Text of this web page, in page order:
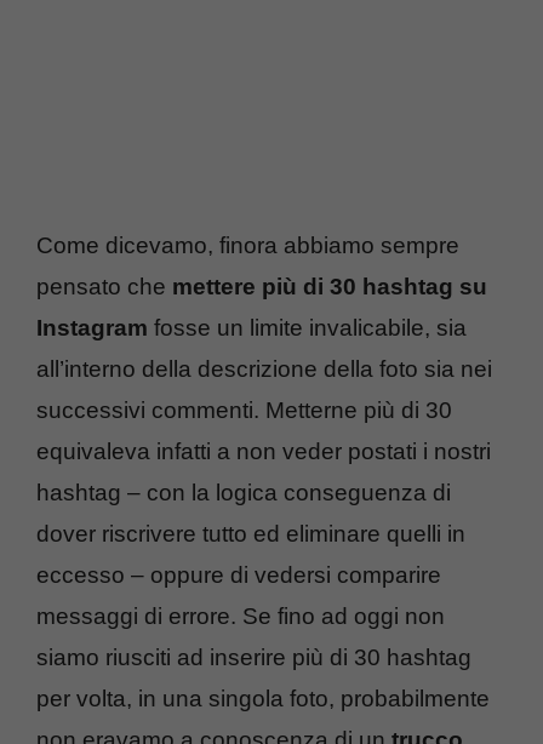
Come dicevamo, finora abbiamo sempre
pensato che mettere più di 30 hashtag su
Instagram fosse un limite invalicabile, sia
all’interno della descrizione della foto sia nei
successivi commenti. Metterne più di 30
equivaleva infatti a non veder postati i nostri
hashtag – con la logica conseguenza di
dover riscrivere tutto ed eliminare quelli in
eccesso – oppure di vedersi comparire
messaggi di errore. Se fino ad oggi non
siamo riusciti ad inserire più di 30 hashtag
per volta, in una singola foto, probabilmente